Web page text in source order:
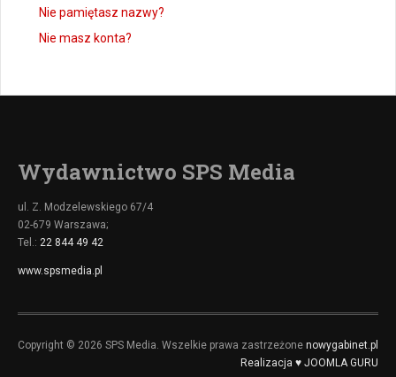
Nie pamiętasz nazwy?
Nie masz konta?
Wydawnictwo SPS Media
ul. Z. Modzelewskiego 67/4
02-679 Warszawa;
Tel.: 22 844 49 42
www.spsmedia.pl
Copyright © 2026 SPS Media. Wszelkie prawa zastrzeżone nowygabinet.pl
Realizacja ♥ JOOMLA GURU